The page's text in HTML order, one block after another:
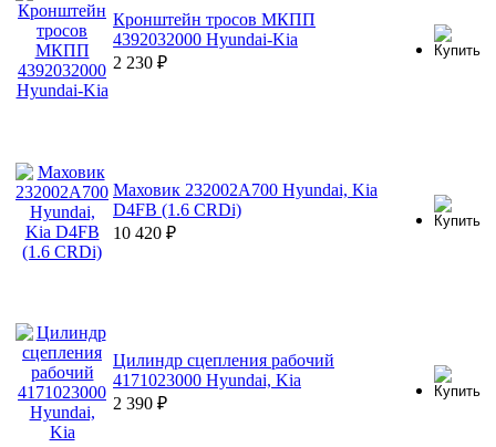
Кронштейн тросов МКПП
4392032000 Hyundai-Kia
2 230 ₽
Маховик 232002A700 Hyundai, Kia
D4FB (1.6 CRDi)
10 420 ₽
Цилиндр сцепления рабочий
4171023000 Hyundai, Kia
2 390 ₽